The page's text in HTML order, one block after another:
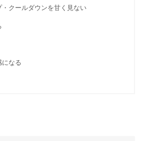
・クールダウンを甘く見ない
になる